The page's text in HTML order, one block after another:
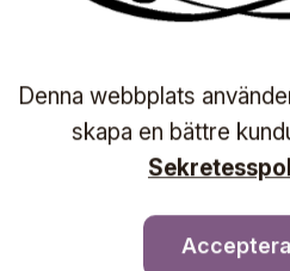
Prenumerera
Denna webbplats
skapa en bättre
Acceptera